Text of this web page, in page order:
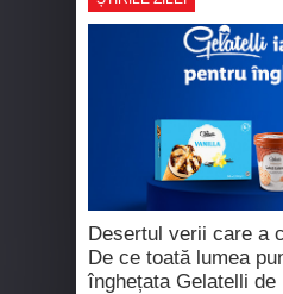
Desertul verii care a
De ce toată lumea
înghețata Gelatelli de